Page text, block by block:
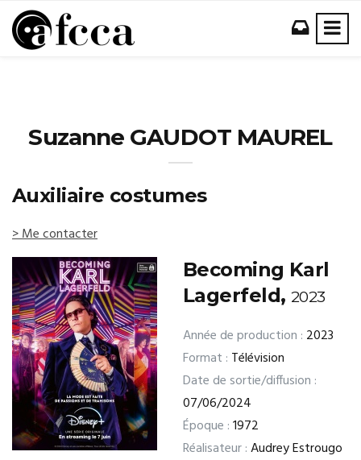
Suzanne GAUDOT MAUREL
Auxiliaire costumes
> Me contacter
Becoming Karl
Lagerfeld, 2023
Année de production : 2023
Format : Télévision
Date de sortie/diffusion :
07/06/2024
Époque :1972
Réalisateur :Audrey Estrougo